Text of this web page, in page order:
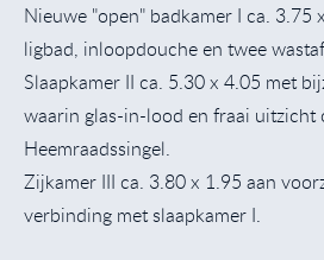
Nieuwe "open" badkamer I ca. 3.75
ligbad, inloopdouche en twee
Slaapkamer II ca. 5.30 x 4.05 met
waarin glas-in-lood en fraai uitzicht
Heemraadssingel.
Zijkamer III ca. 3.80 x 1.95 aan
verbinding met slaapkamer I.